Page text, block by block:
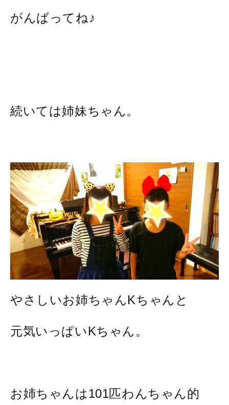
がんばってね♪
続いては姉妹ちゃん。
やさしいお姉ちゃんKちゃんと
元気いっぱいKちゃん。
お姉ちゃんは101匹わんちゃん的